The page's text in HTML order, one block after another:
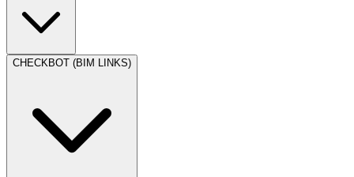
CHECKBOT (BIM LINKS)